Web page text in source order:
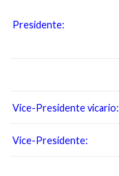
Presidente:
Vice-Presidente vicario:
Vice-Presidente: